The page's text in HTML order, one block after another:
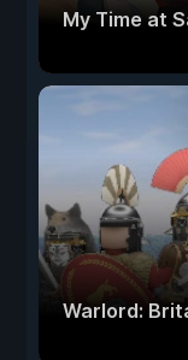
My Time at
Warlord: